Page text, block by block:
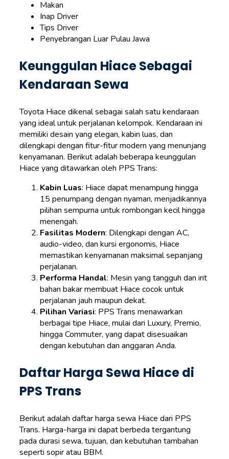
Makan
Inap Driver
Tips Driver
Penyebrangan Luar Pulau Jawa
Keunggulan Hiace Sebagai
Kendaraan Sewa
Toyota Hiace dikenal sebagai salah satu kendaraan
yang ideal untuk perjalanan kelompok. Kendaraan ini
memiliki desain yang elegan, kabin luas, dan
dilengkapi dengan fitur-fitur modern yang menunjang
kenyamanan. Berikut adalah beberapa keunggulan
Hiace yang ditawarkan oleh PPS Trans:
Kabin Luas: Hiace dapat menampung hingga
15 penumpang dengan nyaman, menjadikannya
pilihan sempurna untuk rombongan kecil hingga
menengah.
Fasilitas Modern: Dilengkapi dengan AC,
audio-video, dan kursi ergonomis, Hiace
memastikan kenyamanan maksimal sepanjang
perjalanan.
Performa Handal: Mesin yang tangguh dan irit
bahan bakar membuat Hiace cocok untuk
perjalanan jauh maupun dekat.
Pilihan Variasi: PPS Trans menawarkan
berbagai tipe Hiace, mulai dari Luxury, Premio,
hingga Commuter, yang dapat disesuaikan
dengan kebutuhan dan anggaran Anda.
Daftar Harga Sewa Hiace di
PPS Trans
Berikut adalah daftar harga sewa Hiace dari PPS
Trans. Harga-harga ini dapat berbeda tergantung
pada durasi sewa, tujuan, dan kebutuhan tambahan
seperti sopir atau BBM.